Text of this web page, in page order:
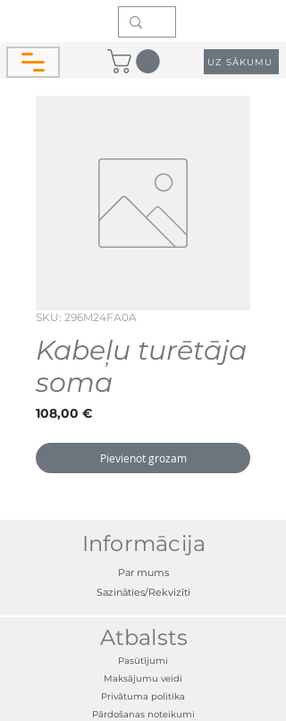
UZ SĀKUMU
SKU: 296M24FA0A
Kabeļu turētāja
soma
108,00 €Cena
Pievienot grozam
Informācija
Par mums
Sazināties/Rekvizīti
Atbalsts
Pasūtījumi
Maksājumu veidi
Privātuma politika
Pārdošanas noteikumi